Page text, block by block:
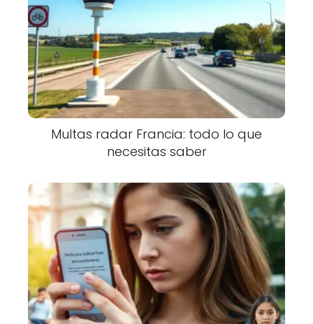
Multas radar Francia: todo lo que
necesitas saber